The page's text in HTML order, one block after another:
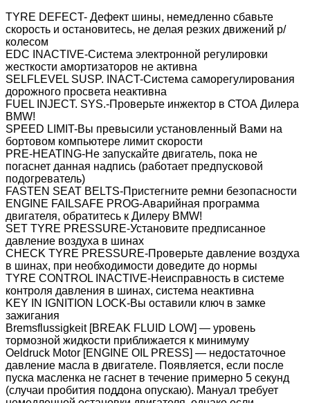
TYRE DEFECT- Дефект шины, немедленно сбавьте
скорость и остановитесь, не делая резких движений р/
колесом
EDC INACTIVE-Система электронной регулировки
жесткости амортизаторов не активна
SELFLEVEL SUSP. INACT-Система саморегулирования
дорожного просвета неактивна
FUEL INJECT. SYS.-Проверьте инжектор в СТОА Дилера
BMW!
SPEED LIMIT-Вы превысили установленный Вами на
бортовом компьютере лимит скорости
PRE-HEATING-Не запускайте двигатель, пока не
погаснет данная надпись (работает предпусковой
подогреватель)
FASTEN SEAT BELTS-Пристегните ремни безопасности
ENGINE FAILSAFE PROG-Аварийная программа
двигателя, обратитесь к Дилеру BMW!
SET TYRE PRESSURE-Установите предписанное
давление воздуха в шинах
CHECK TYRE PRESSURE-Проверьте давление воздуха
в шинах, при необходимости доведите до нормы
TYRE CONTROL INACTIVE-Неисправность в системе
контроля давления в шинах, система неактивна
KEY IN IGNITION LOCK-Вы оставили ключ в замке
зажигания
Bremsflussigkeit [BREAK FLUID LOW] — уровень
тормозной жидкости приближается к минимуму
Oeldruck Motor [ENGINE OIL PRESS] — недостаточное
давление масла в двигателе. Появляется, если после
пуска масленка не гаснет в течение примерно 5 секунд
(случаи пробития поддона опускаю). Мануал требует